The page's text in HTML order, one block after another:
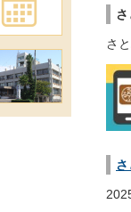
さ